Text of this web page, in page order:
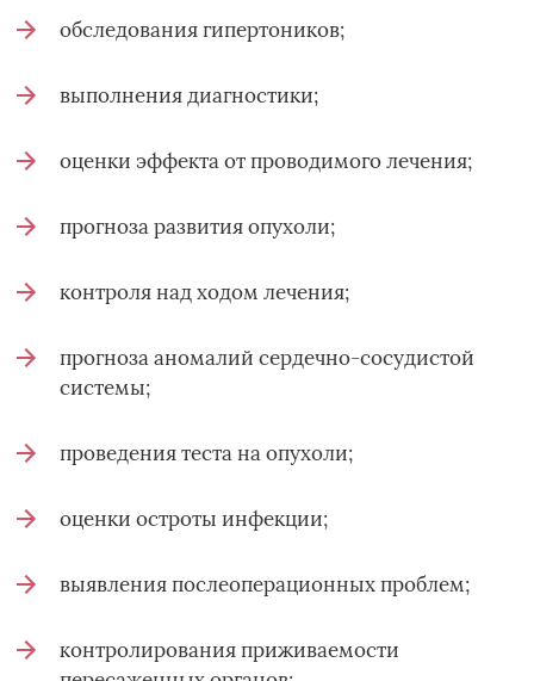
обследования гипертоников;
выполнения диагностики;
оценки эффекта от проводимого лечения;
прогноза развития опухоли;
контроля над ходом лечения;
прогноза аномалий сердечно-сосудистой
системы;
проведения теста на опухоли;
оценки остроты инфекции;
выявления послеоперационных проблем;
контролирования приживаемости